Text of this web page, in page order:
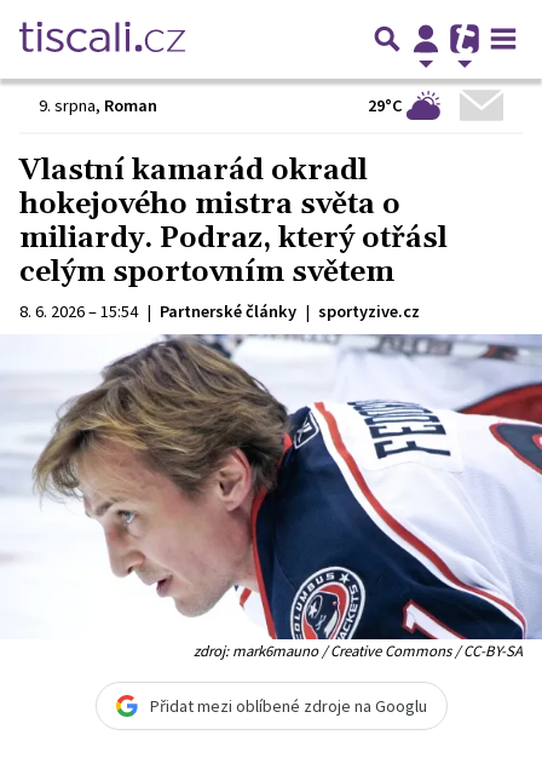
9. srpna, Roman 29°C
Vlastní kamarád okradl
hokejového mistra světa o
miliardy. Podraz, který otřásl
celým sportovním světem
8. 6. 2026 – 15:54 | Partnerské články | sportyzive.cz
zdroj: mark6mauno / Creative Commons / CC-BY-SA
Přidat mezi oblíbené zdroje na Googlu